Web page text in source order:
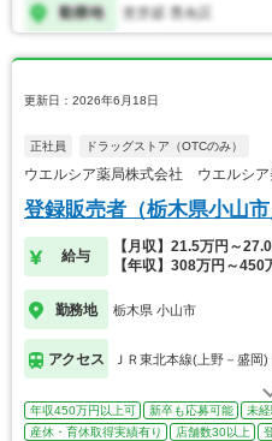
更新日：2026年6月18日
正社員 ドラッグストア（OTCのみ）
ウエルシア薬局株式会社 ウエルシア
登録販売者（栃木県小山
給与
【月収】21.5万円～
【年収】308万円～450
勤務地 栃木県 小山市
アクセス ＪＲ東北本線(上野－盛岡
年収450万円以上可 新卒も応募可能 未
産休・育休取得実績有り
店舗数30以上